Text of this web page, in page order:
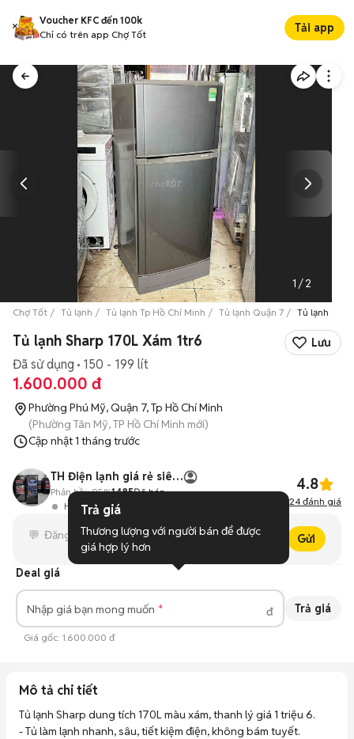
Voucher KFC đến 100k
Chỉ có trên app Chợ Tốt
Tải app
1 /2
Chợ Tốt Tủ lạnh Tủ lạnh Tp Hồ Chí Minh Tủ lạnh Quận 7 Tủ lạnh
Tủ lạnh Sharp 170L Xám 1tr6 Lưu
Đã sử dụng 150 - 199 lít
1.600.000 đ
Phường Phú Mỹ, Quận 7, Tp Hồ Chí Minh
(Phường Tân Mỹ, TP Hồ Chí Minh mới)
Cập nhật1 tháng trước
TH Điện lạnh giá rẻ siêu rẻ HCM
Hoạt động 9 giờ trước
Phản hồi: 95%1485Đã bán 4.8
24 đánh giá
Gửi
Deal giá
Nhập giá bạn mong muốn đ Trả giá
Giá gốc: 1.600.000 đ
Mô tả chi tiết
Tủ lạnh Sharp dung tích 170L màu xám, thanh lý giá 1 triệu 6.
- Tủ làm lạnh nhanh, sâu, tiết kiệm điện, không bám tuyết.
Trả giá
Thương lượng với người bán để được
giá hợp lý hơn